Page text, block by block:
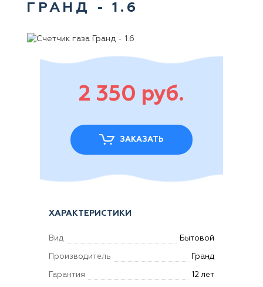
ГРАНД - 1.6
2 350 руб.
ЗАКАЗАТЬ
ХАРАКТЕРИСТИКИ
Вид Бытовой
Производитель Гранд
Гарантия 12 лет